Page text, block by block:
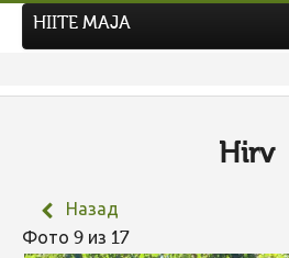
ПРЕДЫДУЩИЕ КОНКУРСЫ
HIITE MAJA
Hirv
Назад
Фото 9 из 17